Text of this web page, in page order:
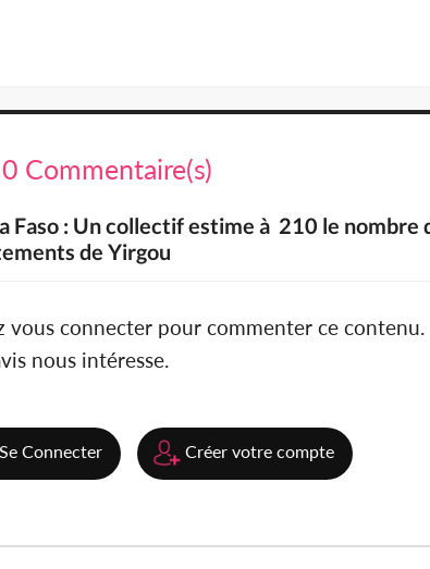
0 Commentaire(s)
Faso : Un collectif estime à 210 le nombre
de Yirgou
vous connecter pour commenter ce contenu.
nous intéresse.
Se Connecter Créer votre compte